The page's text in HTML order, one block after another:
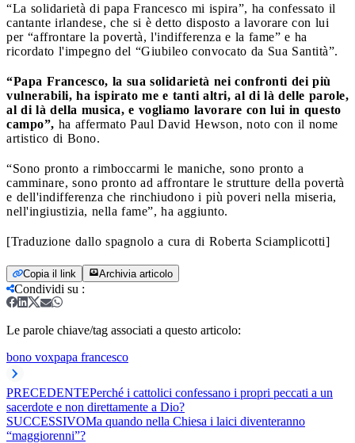
“La solidarietà di papa Francesco mi ispira”, ha confessato il
cantante irlandese, che si è detto disposto a lavorare con lui
per “affrontare la povertà, l'indifferenza e la fame” e ha
ricordato l'impegno del “Giubileo convocato da Sua Santità”.
“Papa Francesco, la sua solidarietà nei confronti dei più
vulnerabili, ha ispirato me e tanti altri, al di là delle parole,
al di là della musica, e vogliamo lavorare con lui in questo
campo”, ha affermato Paul David Hewson, noto con il nome
artistico di Bono.
“Sono pronto a rimboccarmi le maniche, sono pronto a
camminare, sono pronto ad affrontare le strutture della povertà
e dell'indifferenza che rinchiudono i più poveri nella miseria,
nell'ingiustizia, nella fame”, ha aggiunto.
[Traduzione dallo spagnolo a cura di Roberta Sciamplicotti]
Copia il link Archivia articolo
Condividi su :
Le parole chiave/tag associati a questo articolo:
bono voxpapa francesco
PRECEDENTEPerché i cattolici confessano i propri peccati a un
sacerdote e non direttamente a Dio?
SUCCESSIVOMa quando nella Chiesa i laici diventeranno
“maggiorenni”?